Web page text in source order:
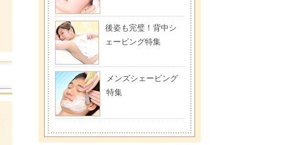
後姿も完璧！背中シ
ェービング特集
メンズシェービング
特集